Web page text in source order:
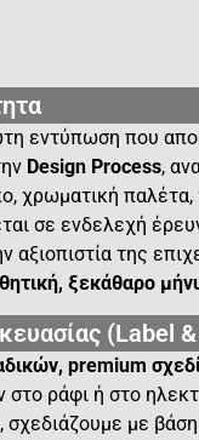
εντύπωση που
Design Process,
χρωματική παλέτα,
σε ενδελεχή
αξιοπιστία της
ξεκάθαρο
(Label
premium
στο ράφι ή στο
με